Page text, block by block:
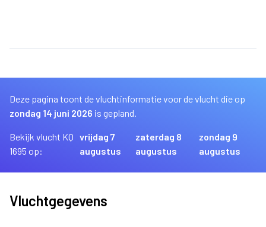
Deze pagina toont de vluchtinformatie voor de vlucht die op
zondag 14 juni 2026 is gepland.
Bekijk vlucht KQ
1695 op:
vrijdag 7
augustus
zaterdag 8
augustus
zondag 9
augustus
Vluchtgegevens